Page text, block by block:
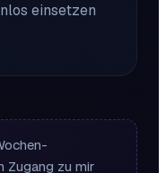
einsetzen
Zugang zu mir